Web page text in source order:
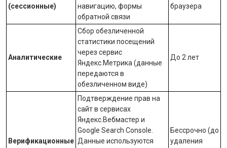
(сессионные)
навигацию, формы
обратной связи
браузера
Аналитические
Сбор обезличенной
статистики посещений
через сервис
Яндекс.Метрика (данные
передаются в
обезличенном виде)
До 2 лет
Верификационные
Подтверждение прав на
сайт в сервисах
Яндекс.Вебмастер и
Google Search Console
Данные используются
Бессрочно (до
удаления